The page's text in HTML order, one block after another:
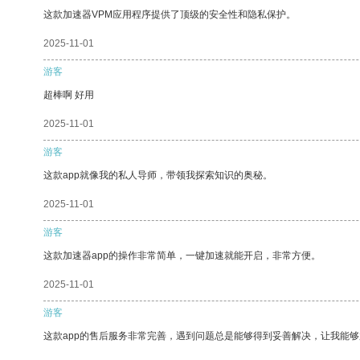
这款加速器VPM应用程序提供了顶级的安全性和隐私保护。
2025-11-01
游客
超棒啊 好用
2025-11-01
游客
这款app就像我的私人导师，带领我探索知识的奥秘。
2025-11-01
游客
这款加速器app的操作非常简单，一键加速就能开启，非常方便。
2025-11-01
游客
这款app的售后服务非常完善，遇到问题总是能够得到妥善解决，让我能够